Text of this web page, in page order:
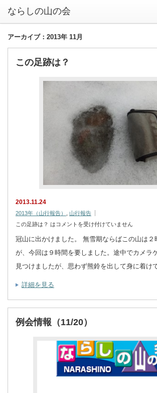
アーカイブ：2013年 11月
この足跡は？
2013.11.24
2013年（山行報告）
山行報告
この足跡は？ は コメントを受け付けていません
冠山に出かけました。 無雪期ならばこの山は２
が、今回は９時間を要しました。途中でカメラ
見つけましたが、思わず熊鈴を出して身に着け
詳細を見る
例会情報（11/20）